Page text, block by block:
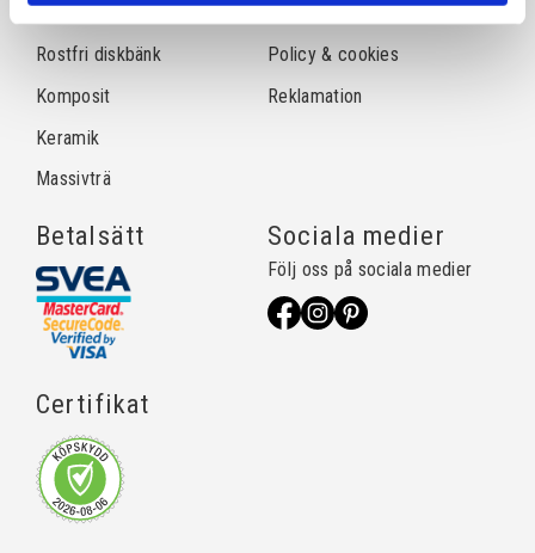
Natursten
Rostfri diskbänk
Komposit
Keramik
Massivträ
Köpvillkor
Policy & cookies
Reklamation
Betalsätt
Certifikat
Sociala medier
Följ oss på sociala medier